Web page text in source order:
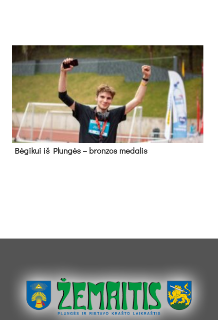
Bė­gi­kui iš Plun­gės – bron­zos me­da­lis